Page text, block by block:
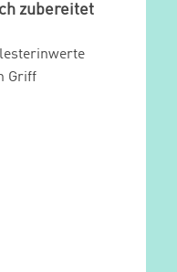
zubereitet
Griff